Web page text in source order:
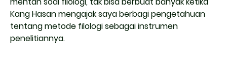
Kang Hasan mengajak saya berbagi pengetahuan
tentang metode filologi sebagai instrumen
penelitiannya.